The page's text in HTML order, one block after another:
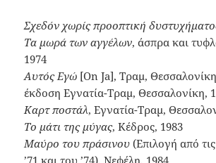
Σχεδόν χωρίς προοπτική
Τα μωρά των αγγέλων, άσπρα και
1974
Αυτός Εγώ [On Ja], Τραμ, Θεσσαλονίκη
έκδοση Εγνατία-Τραμ, Θεσσαλονίκη,
Καρτ ποστάλ, Εγνατία-Τραμ,
Το μάτι της μύγας, Κέδρος, 1983
Μαύρο του πράσινου (Επιλογή από